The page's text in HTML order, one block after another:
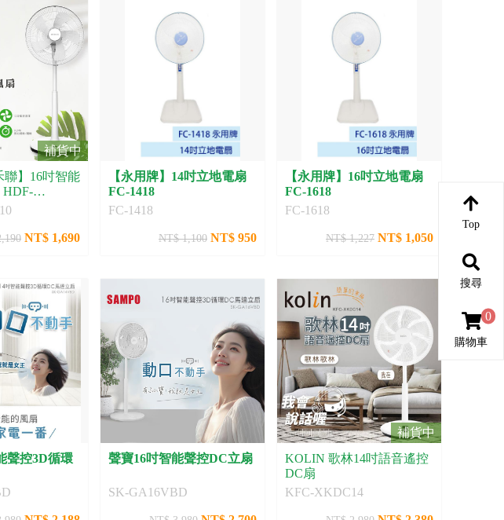
補貨中
聯】16吋智能
HDF-
NT$ 1,690
【永用牌】14吋立地電扇
FC-1418
FC-1418
NT$ 1,100 NT$ 950
【永用牌】16吋立地電扇
FC-1618
FC-1618
NT$ 1,227 NT$ 1,050
聲控3D循環
聲寶16吋智能聲控DC立扇
SK-GA16VBD
補貨中
KOLIN 歌林14吋語音遙控
DC扇
KFC-XKDC14
Top
搜尋
0
購物車